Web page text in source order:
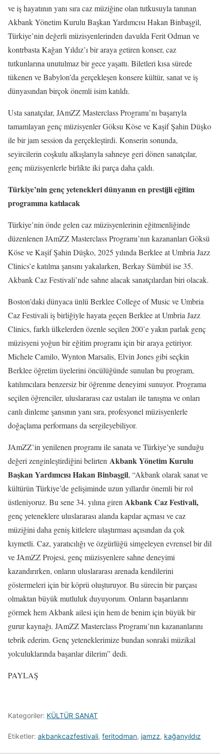
ve iş hayatının yanı sıra caz müziğine olan tutkusuyla tanınan
Akbank Yönetim Kurulu Başkan Yardımcısı Hakan Binbaşgil,
Türkiye’nin değerli müzisyenlerinden davulda Ferit Odman ve
kontrbasta Kağan Yıldız’ı bir araya getiren konser, caz
tutkunlarına unutulmaz bir gece yaşattı. Biletleri kısa sürede
tükenen ve Babylon’da gerçekleşen konsere kültür, sanat ve iş
dünyasından birçok önemli isim katıldı.
Usta sanatçılar, JAmZZ Masterclass Programı’nı başarıyla
tamamlayan genç müzisyenler Göksu Köse ve Kaşif Şahin Düşko
ile bir jam session da gerçekleştirdi. Konserin sonunda,
seyircilerin coşkulu alkışlarıyla sahneye geri dönen sanatçılar,
genç müzisyenlerle birlikte iki parça daha çaldı.
Türkiye’nin genç yetenekleri dünyanın en prestijli eğitim
programına katılacak
Türkiye’nin önde gelen caz müzisyenlerinin eğitmenliğinde
düzenlenen JAmZZ Masterclass Programı’nın kazananları Göksü
Köse ve Kaşif Şahin Düşko, 2025 yılında Berklee at Umbria Jazz
Clinics’e katılma şansını yakalarken, Berkay Sümbül ise 35.
Akbank Caz Festivali’nde sahne alacak sanatçılardan biri olacak.
Boston’daki dünyaca ünlü Berklee College of Music ve Umbria
Caz Festivali iş birliğiyle hayata geçen Berklee at Umbria Jazz
Clinics, farklı ülkelerden özenle seçilen 200’e yakın parlak genç
müzisyeni yoğun bir eğitim programı için bir araya getiriyor.
Michele Camilo, Wynton Marsalis, Elvin Jones gibi seçkin
Berklee öğretim üyelerini öncülüğünde sunulan bu program,
katılımcılara benzersiz bir öğrenme deneyimi sunuyor. Programa
seçilen öğrenciler, uluslararası caz ustaları ile tanışma ve onları
canlı dinleme şansının yanı sıra, profesyonel müzisyenlerle
doğaçlama performans da sergileyebiliyor.
JAmZZ’in yenilenen programı ile sanata ve Türkiye’ye sunduğu
değeri zenginleştirdiğini belirten Akbank Yönetim Kurulu
Başkan Yardımcısı Hakan Binbaşgil, “Akbank olarak sanat ve
kültürün Türkiye’de gelişiminde uzun yıllardır önemli bir rol
üstleniyoruz. Bu sene 34. yılına giren Akbank Caz Festivali,
genç yeteneklere uluslararası alanda kapılar açması ve caz
müziğini daha geniş kitlelere ulaştırması açısından da çok
kıymetli. Caz, yaratıcılığı ve özgürlüğü simgeleyen evrensel bir dil
ve JAmZZ Projesi, genç müzisyenlere sahne deneyimi
kazandırırken, onların uluslararası arenada kendilerini
göstermeleri için bir köprü oluşturuyor. Bu sürecin bir parçası
olmaktan büyük mutluluk duyuyorum. Onların başarılarını
görmek hem Akbank ailesi için hem de benim için büyük bir
gurur kaynağı. JAmZZ Masterclass Programı’nın kazananlarını
tebrik ederim. Genç yeteneklerimize bundan sonraki müzikal
yolculuklarında başarılar dilerim” dedi.
PAYLAŞ
Kategoriler: KÜLTÜR SANAT
Etiketler: akbankcazfestivali, feritodman, jamzz, kağanyıldız